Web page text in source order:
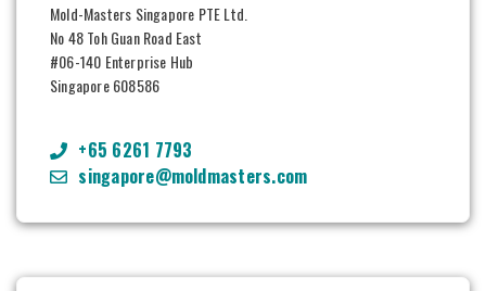
Mold-Masters Singapore PTE Ltd.
No 48 Toh Guan Road East
#06-140 Enterprise Hub
Singapore 608586
+65 6261 7793
singapore@moldmasters.com